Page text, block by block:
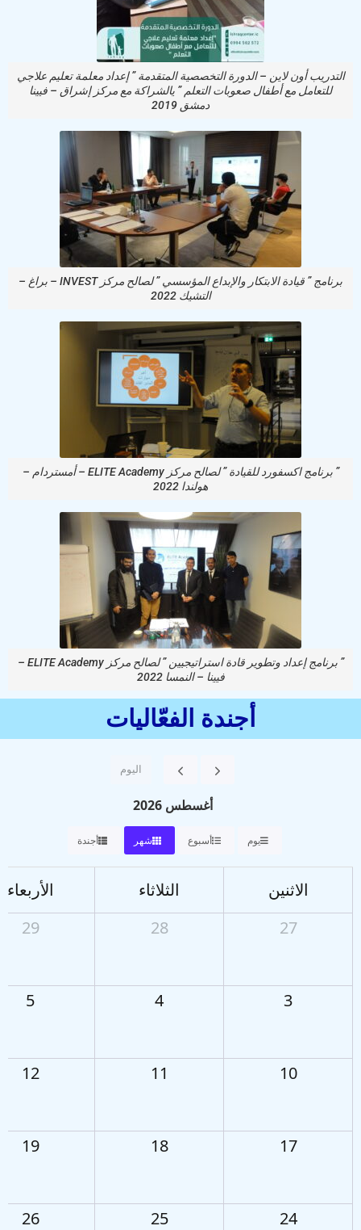
التدريب أون لاين – الدورة التخصصية المتقدمة ” إعداد معلمة تعليم علاجي
للتعامل مع أطفال صعوبات التعلم ” يالشراكة مع مركز إشراق – فيينا
دمشق 2019
برنامج ” قيادة الابتكار والإبداع المؤسسي ” لصالح مركز INVEST – براغ –
التشيك 2022
” برنامج اكسفورد للقيادة ” لصالح مركز ELITE Academy – أمستردام –
هولندا 2022
” برنامج إعداد وتطوير قادة استراتيجيين ” لصالح مركز ELITE Academy –
فيينا – النمسا 2022
أجندة الفعّاليات
اليوم
أغسطس 2026
يوم أسبوع شهر أجندة
الاثنين الثلاثاء
الأربعاء
27
28
29
3
4
5
10
11
12
17
18
19
24
25
26